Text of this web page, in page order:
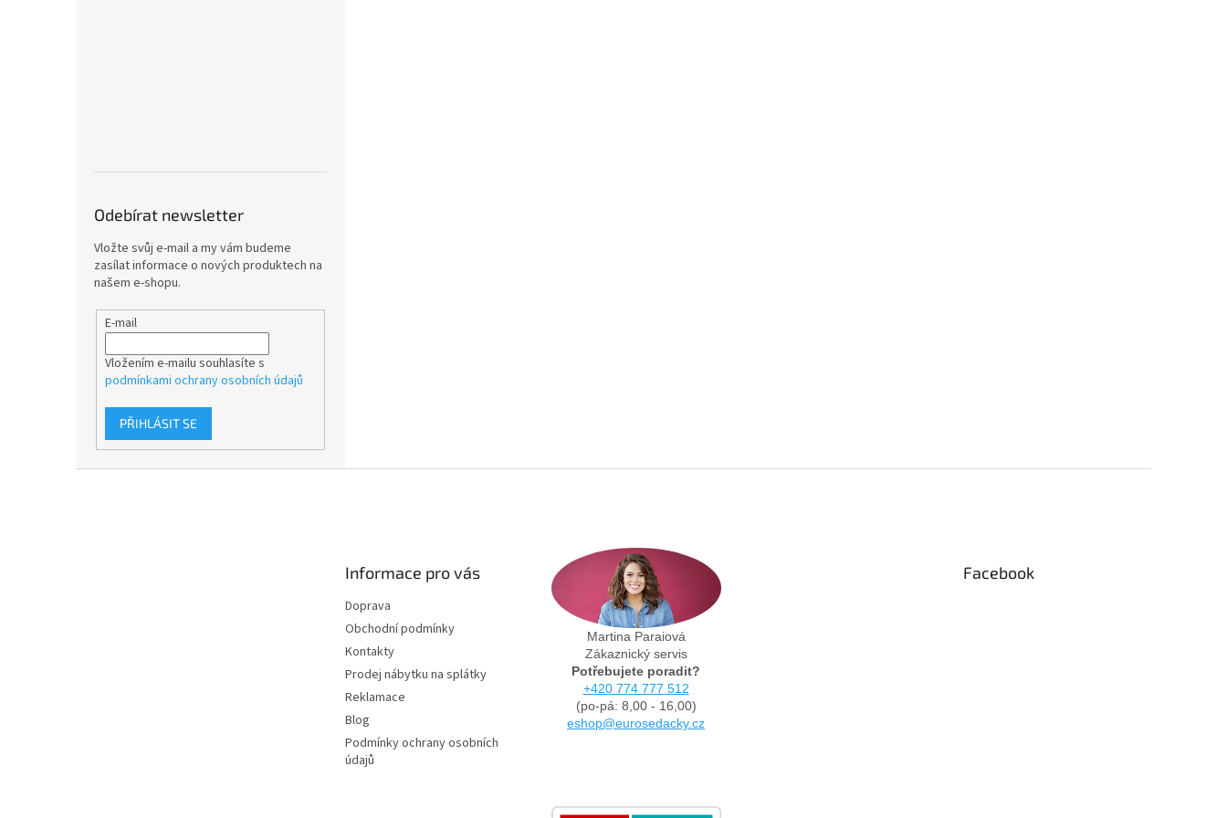
Odebírat newsletter
Vložte svůj e-mail a my vám budeme
zasílat informace o nových produktech na
našem e-shopu.
E-mail
Vložením e-mailu souhlasíte s
podmínkami ochrany osobních údajů
PŘIHLÁSIT SE
Informace pro vás
Doprava
Obchodní podmínky
Kontakty
Prodej nábytku na splátky
Reklamace
Blog
Podmínky ochrany osobních
údajů
Martina Paraiová
Zákaznický servis
Potřebujete poradit?
+420 774 777 512
(po-pá: 8,00 - 16,00)
eshop@eurosedacky.cz
Facebook